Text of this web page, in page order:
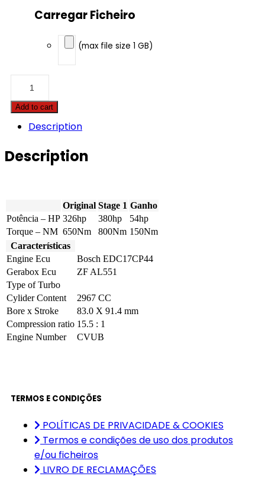
Carregar Ficheiro
(max file size 1 GB)
A6
-
Turbo
326hp
Add to cart
Description
Description
Original Stage 1 Ganho
Potência – HP 326hp 380hp
54hp
Torque – NM 650Nm 800Nm 150Nm
Características
Engine Ecu
Bosch EDC17CP44
Gerabox Ecu
ZF AL551
Type of Turbo
Cylider Content
2967 CC
Bore x Stroke
83.0 X 91.4 mm
Compression ratio 15.5 : 1
Engine Number
CVUB
TERMOS E CONDIÇÕES
POLÍTICAS DE PRIVACIDADE & COOKIES
Termos e condições de uso dos produtos
e/ou ficheiros
LIVRO DE RECLAMAÇÕES